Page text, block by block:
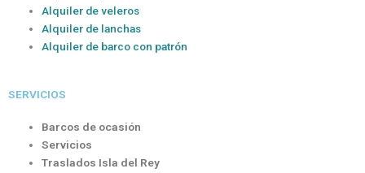
Alquiler de veleros
Alquiler de lanchas
Alquiler de barco con patrón
SERVICIOS
Barcos de ocasión
Servicios
Traslados Isla del Rey